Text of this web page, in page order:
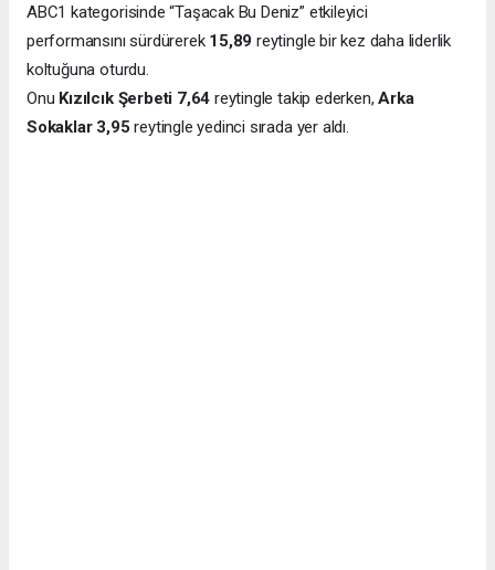
ABC1 kategorisinde “Taşacak Bu Deniz” etkileyici
performansını sürdürerek 15,89 reytingle bir kez daha liderlik
koltuğuna oturdu.
Onu Kızılcık Şerbeti 7,64 reytingle takip ederken,Arka
Sokaklar 3,95 reytingle yedinci sırada yer aldı.